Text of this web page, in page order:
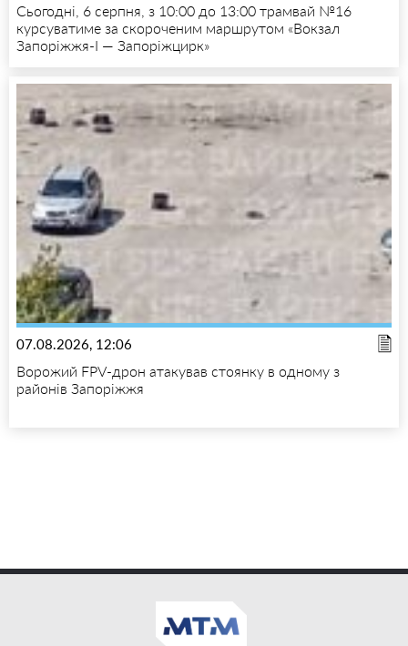
Сьогодні, 6 серпня, з 10:00 до 13:00 трамвай №16
курсуватиме за скороченим маршрутом «Вокзал
Запоріжжя-I — Запоріжцирк»
07.08.2026, 12:06
Ворожий FPV-дрон атакував стоянку в одному з
районів Запоріжжя